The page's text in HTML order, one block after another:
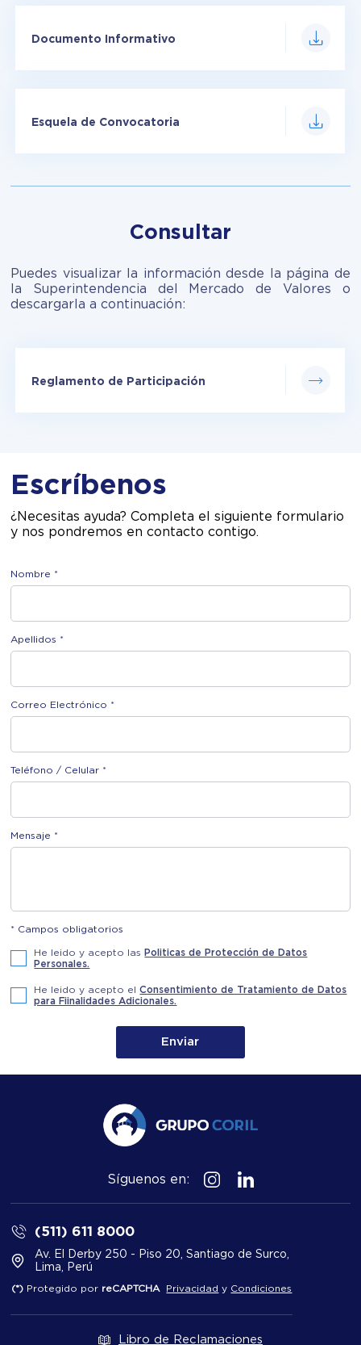
Documento Informativo
Esquela de Convocatoria
Consultar
Puedes visualizar la información desde la página de
la Superintendencia del Mercado de Valores o
descargarla a continuación:
Reglamento de Participación
Escríbenos
¿Necesitas ayuda? Completa el siguiente formulario
y nos pondremos en contacto contigo.
Nombre *
Apellidos *
Correo Electrónico *
Teléfono / Celular *
Mensaje *
* Campos obligatorios
He leido y acepto las Politicas de Protección de Datos
Personales.
He leido y acepto elConsentimiento de Tratamiento de Datos
para Fiinalidades Adicionales.
Enviar
Síguenos en:
(511) 611 8000
Av. El Derby 250 - Piso 20, Santiago de Surco,
Lima, Perú
(*) Protegido por reCAPTCHA Privacidad y Condiciones
Libro de Reclamaciones